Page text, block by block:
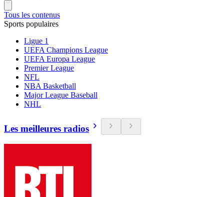
Tous les contenus
Sports populaires
Ligue 1
UEFA Champions League
UEFA Europa League
Premier League
NFL
NBA Basketball
Major League Baseball
NHL
Les meilleures radios